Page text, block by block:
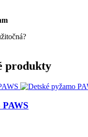
produkty
PAWS